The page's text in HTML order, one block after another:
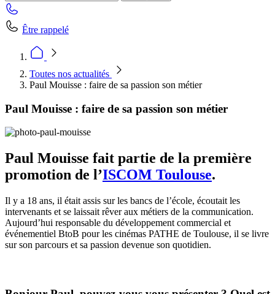
Être rappelé
Toutes nos actualités
Paul Mouisse : faire de sa passion son métier
Paul Mouisse : faire de sa passion son métier
Paul Mouisse fait partie de la première
promotion de l’ISCOM Toulouse.
Il y a 18 ans, il était assis sur les bancs de l’école, écoutait les
intervenants et se laissait rêver aux métiers de la communication.
Aujourd’hui responsable du développement commercial et
événementiel BtoB pour les cinémas PATHE de Toulouse, il se livre
sur son parcours et sa passion devenue son quotidien.